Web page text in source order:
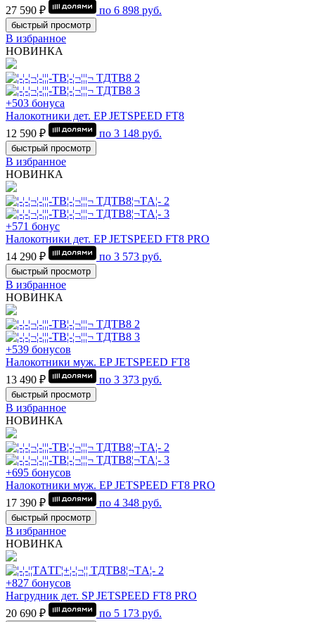
27 590 ₽
по 6 898 руб.
быстрый просмотр
В избранное
НОВИНКА
+503 бонуса
Налокотники дет. EP JETSPEED FT8
12 590 ₽
по 3 148 руб.
быстрый просмотр
В избранное
НОВИНКА
+571 бонус
Налокотники дет. EP JETSPEED FT8 PRO
14 290 ₽
по 3 573 руб.
быстрый просмотр
В избранное
НОВИНКА
+539 бонусов
Налокотники муж. EP JETSPEED FT8
13 490 ₽
по 3 373 руб.
быстрый просмотр
В избранное
НОВИНКА
+695 бонусов
Налокотники муж. EP JETSPEED FT8 PRO
17 390 ₽
по 4 348 руб.
быстрый просмотр
В избранное
НОВИНКА
+827 бонусов
Нагрудник дет. SP JETSPEED FT8 PRO
20 690 ₽
по 5 173 руб.